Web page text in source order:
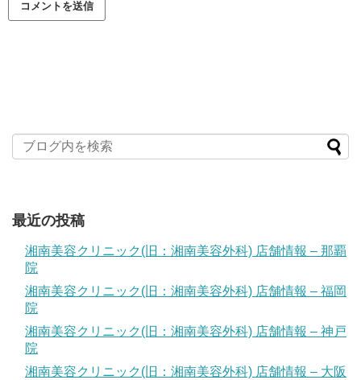
最近の投稿
湘南美容クリニック(旧：湘南美容外科) 店舗情報 – 那覇
院
湘南美容クリニック(旧：湘南美容外科) 店舗情報 – 福岡
院
湘南美容クリニック(旧：湘南美容外科) 店舗情報 – 神戸
院
湘南美容クリニック(旧：湘南美容外科) 店舗情報 – 大阪